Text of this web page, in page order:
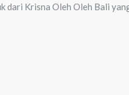
dari Krisna Oleh Oleh Bali